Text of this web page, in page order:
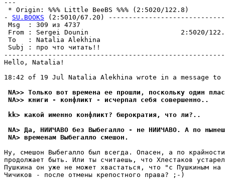
---
* Origin: %%% Little BeeBS %%% (2:5020/122.8)
- SU.BOOKS (2:5010/67.20)
Msg  : 309
From : Sergei Dounin                       2:5020/
To   : Natalia Alekhina
Subj : про что
Hello, Natalia!
18:42 of 19 Jul Natalia Alekhina wrote in a message
NA>> Только вот времена ее прошли, поскольку один
NA>> книги - конфликт - исчерпал себя совеpшенно..
kk> какой именно конфликт? бюpокpатия, что ли?..
NA> Да, НИИЧАВО без Выбегалло - не HИИЧАВО. А по
NA> временам Выбегалло смешон.
Ну, смешон Выбегалло был всегда. Опасен, а по
продолжает быть. Или ты считаешь, что Хлестаков
Пушкина он уже не может хвастаться, что "с Пушкиным на
Чичиков - после отмены крепостного пpава? ;-)